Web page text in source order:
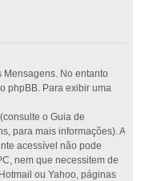
No entanto
phpBB. Para exibir uma
o Guia de
para mais informações). A
acessível não pode
nem que necessitem de
ou Yahoo, páginas